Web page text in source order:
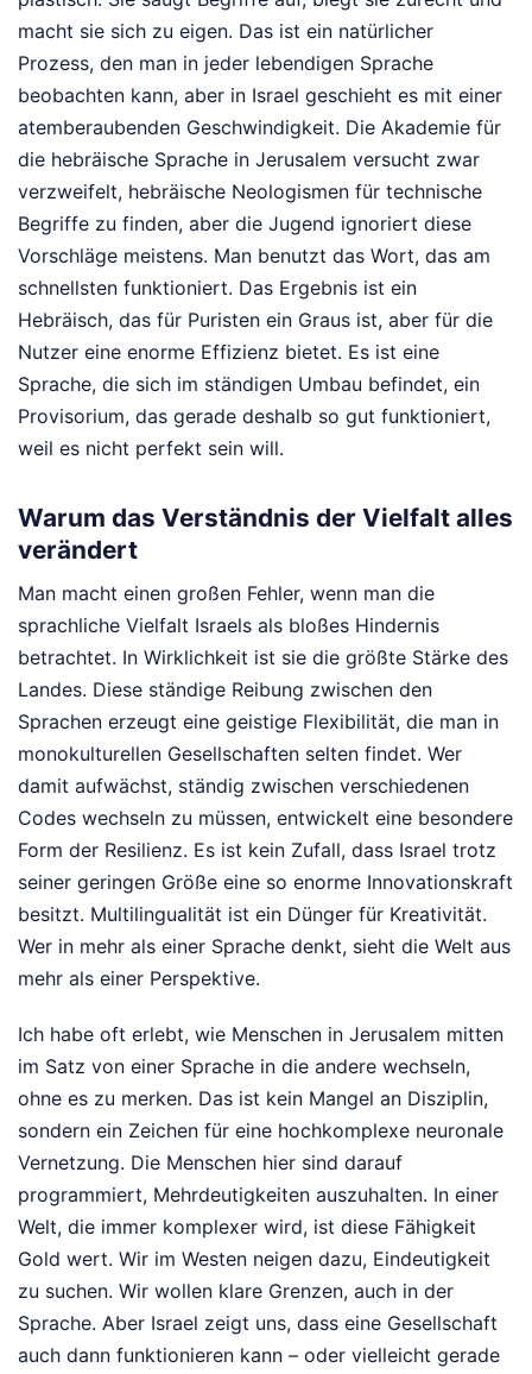
macht sie sich zu eigen. Das ist ein natürlicher
Prozess, den man in jeder lebendigen Sprache
beobachten kann, aber in Israel geschieht es mit einer
atemberaubenden Geschwindigkeit. Die Akademie für
die hebräische Sprache in Jerusalem versucht zwar
verzweifelt, hebräische Neologismen für technische
Begriffe zu finden, aber die Jugend ignoriert diese
Vorschläge meistens. Man benutzt das Wort, das am
schnellsten funktioniert. Das Ergebnis ist ein
Hebräisch, das für Puristen ein Graus ist, aber für die
Nutzer eine enorme Effizienz bietet. Es ist eine
Sprache, die sich im ständigen Umbau befindet, ein
Provisorium, das gerade deshalb so gut funktioniert,
weil es nicht perfekt sein will.
Warum das Verständnis der Vielfalt alles
verändert
Man macht einen großen Fehler, wenn man die
sprachliche Vielfalt Israels als bloßes Hindernis
betrachtet. In Wirklichkeit ist sie die größte Stärke des
Landes. Diese ständige Reibung zwischen den
Sprachen erzeugt eine geistige Flexibilität, die man in
monokulturellen Gesellschaften selten findet. Wer
damit aufwächst, ständig zwischen verschiedenen
Codes wechseln zu müssen, entwickelt eine besondere
Form der Resilienz. Es ist kein Zufall, dass Israel trotz
seiner geringen Größe eine so enorme Innovationskraft
besitzt. Multilingualität ist ein Dünger für Kreativität.
Wer in mehr als einer Sprache denkt, sieht die Welt aus
mehr als einer Perspektive.
Ich habe oft erlebt, wie Menschen in Jerusalem mitten
im Satz von einer Sprache in die andere wechseln,
ohne es zu merken. Das ist kein Mangel an Disziplin,
sondern ein Zeichen für eine hochkomplexe neuronale
Vernetzung. Die Menschen hier sind darauf
programmiert, Mehrdeutigkeiten auszuhalten. In einer
Welt, die immer komplexer wird, ist diese Fähigkeit
Gold wert. Wir im Westen neigen dazu, Eindeutigkeit
zu suchen. Wir wollen klare Grenzen, auch in der
Sprache. Aber Israel zeigt uns, dass eine Gesellschaft
auch dann funktionieren kann – oder vielleicht gerade